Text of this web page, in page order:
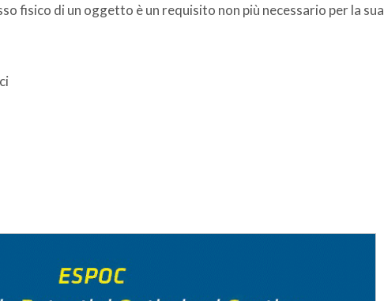
fisico di un oggetto è un requisito non più necessario per la sua